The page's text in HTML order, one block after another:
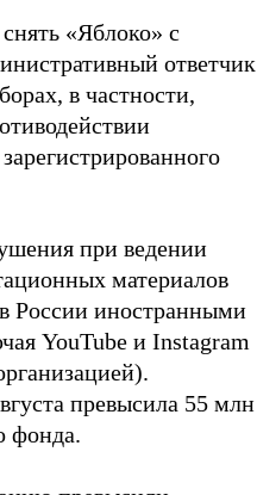
«Яблоко» с
ответчик
в частности,
при ведении
материалов
России иностранными
YouTube и Instagram
превысила 55 млн
фонда.